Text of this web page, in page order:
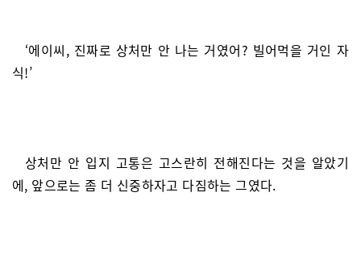
‘에이씨, 진짜로 상처만 안 나는 거였어? 빌어먹을 거인 자
식!’
상처만 안 입지 고통은 고스란히 전해진다는 것을 알았기
에, 앞으로는 좀 더 신중하자고 다짐하는 그였다.